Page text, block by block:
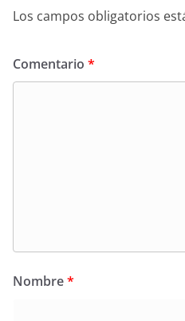
Los campos obligatorios
Comentario *
Nombre*